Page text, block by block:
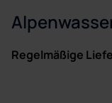
Regelmäßige